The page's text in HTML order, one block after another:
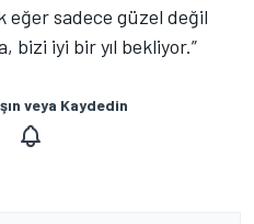
eğer sadece güzel değil
bizi iyi bir yıl bekliyor.”
veya Kaydedin